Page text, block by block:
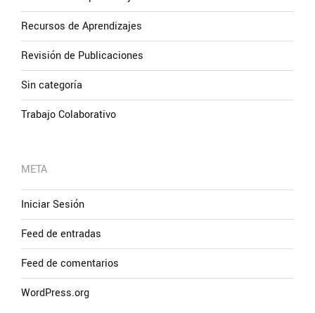
Recursos de Aprendizajes
Revisión de Publicaciones
Sin categoría
Trabajo Colaborativo
META
Iniciar Sesión
Feed de entradas
Feed de comentarios
WordPress.org